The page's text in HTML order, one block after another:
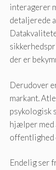
interagerer
detaljerede
der er
Derudover
markant.
psykologisk
hjælper med
offentlighed
Endelig ser